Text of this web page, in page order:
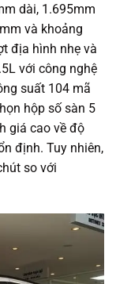
dài, 1.695mm
và khoảng
địa hình nhẹ và
với công nghệ
suất 104 mã
hộp số sàn 5
giá cao về độ
định. Tuy nhiên,
so với